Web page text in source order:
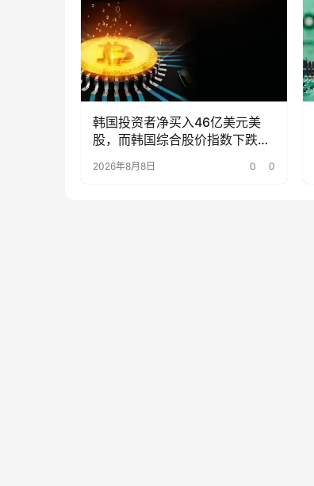
韩国投资者净买入46亿美元美
股，而韩国综合股价指数下跌
33%
2026年8月8日 0 0